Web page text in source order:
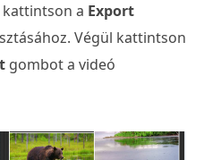
a Export
Végül kattintson
gombot a videó